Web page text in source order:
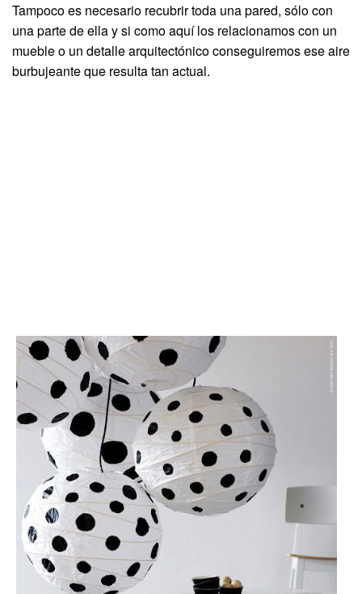
Tampoco es necesario recubrir toda una pared, sólo con
una parte de ella y si como aquí los relacionamos con un
mueble o un detalle arquitectónico conseguiremos ese aire
burbujeante que resulta tan actual.